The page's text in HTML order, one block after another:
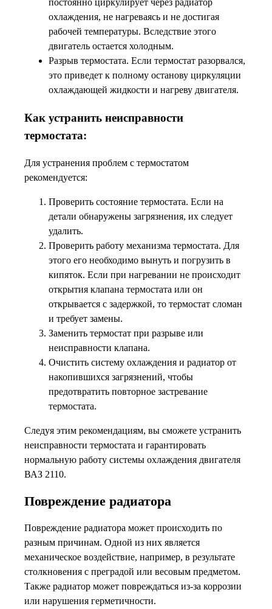
постоянно циркулирует через радиатор
охлаждения, не нагреваясь и не достигая
рабочей температуры. Вследствие этого
двигатель остается холодным.
Разрыв термостата. Если термостат разорвался,
это приведет к полному останову циркуляции
охлаждающей жидкости и нагреву двигателя.
Как устранить неисправности
термостата:
Для устранения проблем с термостатом
рекомендуется:
Проверить состояние термостата. Если на
детали обнаружены загрязнения, их следует
удалить.
Проверить работу механизма термостата. Для
этого его необходимо вынуть и погрузить в
кипяток. Если при нагревании не происходит
открытия клапана термостата или он
открывается с задержкой, то термостат сломан
и требует замены.
Заменить термостат при разрыве или
неисправности клапана.
Очистить систему охлаждения и радиатор от
накопившихся загрязнений, чтобы
предотвратить повторное застревание
термостата.
Следуя этим рекомендациям, вы сможете устранить
неисправности термостата и гарантировать
нормальную работу системы охлаждения двигателя
ВАЗ 2110.
Повреждение радиатора
Повреждение радиатора может происходить по
разным причинам. Одной из них является
механическое воздействие, например, в результате
столкновения с преградой или весовым предметом.
Также радиатор может повреждаться из-за коррозии
или нарушения герметичности.